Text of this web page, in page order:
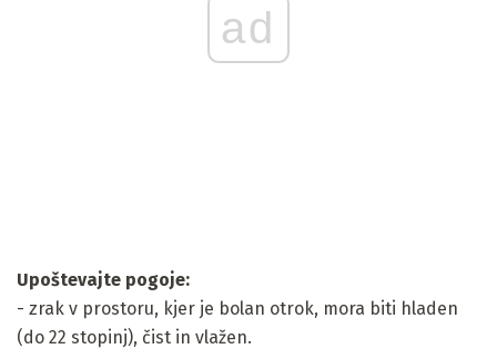
ad
Upoštevajte pogoje:
- zrak v prostoru, kjer je bolan otrok, mora biti hladen
(do 22 stopinj), čist in vlažen.